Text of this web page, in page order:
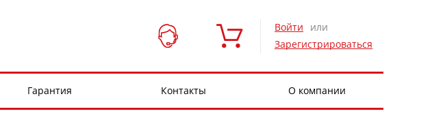
Войти
или
Зарегистрироваться
Гарантия Контакты О компании